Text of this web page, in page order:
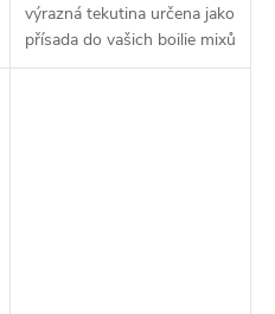
výrazná tekutina určena jako
přísada do vašich boilie mixů
nebo s ní lze i boosterovat